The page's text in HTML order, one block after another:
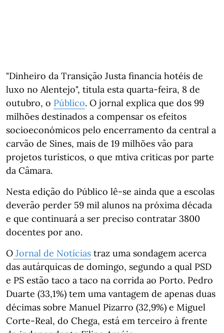
"Dinheiro da Transição Justa financia hotéis de
luxo no Alentejo", titula esta quarta-feira, 8 de
outubro, o Público. O jornal explica que dos 99
milhões destinados a compensar os efeitos
socioeconómicos pelo encerramento da central a
carvão de Sines, mais de 19 milhões vão para
projetos turísticos, o que mtiva criticas por parte
da Câmara.
Nesta edição do Público lê-se ainda que a escolas
deverão perder 59 mil alunos na próxima década
e que continuará a ser preciso contratar 3800
docentes por ano.
O Jornal de Notícias traz uma sondagem acerca
das autárquicas de domingo, segundo a qual PSD
e PS estão taco a taco na corrida ao Porto. Pedro
Duarte (33,1%) tem uma vantagem de apenas duas
décimas sobre Manuel Pizarro (32,9%) e Miguel
Corte-Real, do Chega, está em terceiro à frente